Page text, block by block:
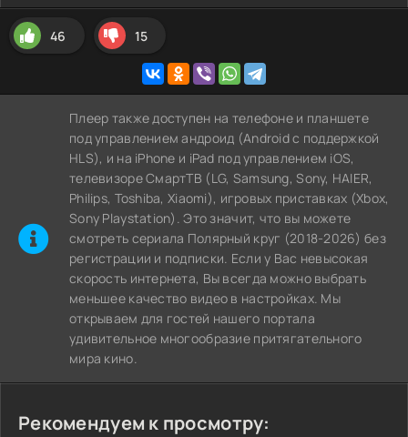
46 15
Плеер также доступен на телефоне и планшете
под управлением андроид (Android с поддержкой
HLS), и на iPhone и iPad под управлением iOS,
телевизоре СмартТВ (LG, Samsung, Sony, HAIER,
Philips, Toshiba, Xiaomi), игровых приставках (Xbox,
Sony Playstation). Это значит, что вы можете
cмотреть сериала Полярный круг (2018-2026) без
регистрации и подписки. Если у Вас невысокая
скорость интернета, Вы всегда можно выбрать
меньшее качество видео в настройках. Мы
открываем для гостей нашего портала
удивительное многообразие притягательного
мира кино.
Рекомендуем к просмотру: